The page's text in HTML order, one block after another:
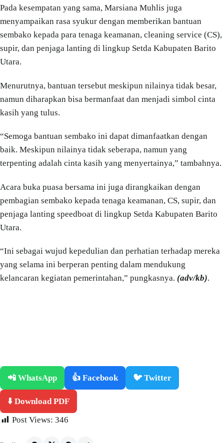
Pada kesempatan yang sama, Marsiana Muhlis juga
menyampaikan rasa syukur dengan memberikan bantuan
sembako kepada para tenaga keamanan, cleaning service (CS),
supir, dan penjaga lanting di lingkup Setda Kabupaten Barito
Utara.
Menurutnya, bantuan tersebut meskipun nilainya tidak besar,
namun diharapkan bisa bermanfaat dan menjadi simbol cinta
kasih yang tulus.
“Semoga bantuan sembako ini dapat dimanfaatkan dengan
baik. Meskipun nilainya tidak seberapa, namun yang
terpenting adalah cinta kasih yang menyertainya,” tambahnya.
Acara buka puasa bersama ini juga dirangkaikan dengan
pembagian sembako kepada tenaga keamanan, CS, supir, dan
penjaga lanting speedboat di lingkup Setda Kabupaten Barito
Utara.
“Ini sebagai wujud kepedulian dan perhatian terhadap mereka
yang selama ini berperan penting dalam mendukung
kelancaran kegiatan pemerintahan,” pungkasnya. (adv/kb).
📲 WhatsApp 👍 Facebook 🐦 Twitter
⬇️ Download PDF
Post Views: 346